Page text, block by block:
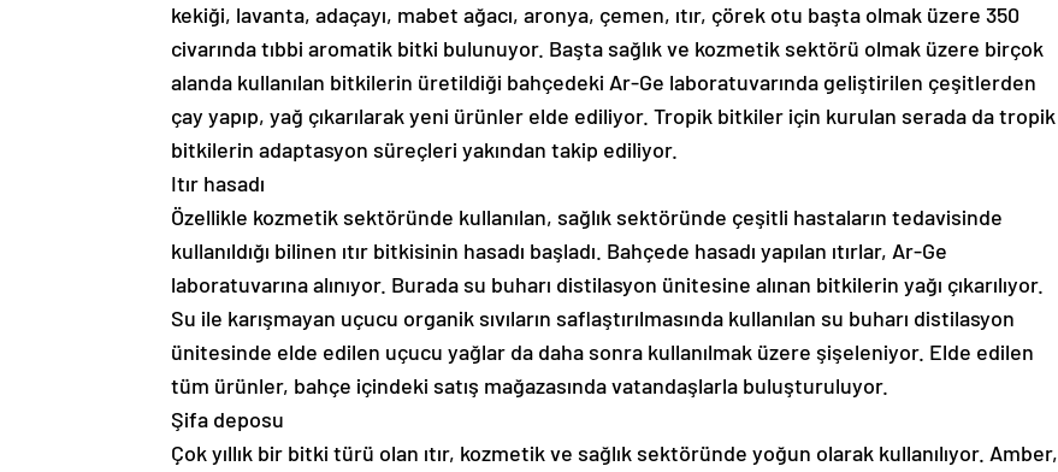
kekiği, lavanta, adaçayı, mabet ağacı, aronya, çemen, ıtır, çörek otu başta olmak üzere 350
civarında tıbbi aromatik bitki bulunuyor. Başta sağlık ve kozmetik sektörü olmak üzere birçok
alanda kullanılan bitkilerin üretildiği bahçedeki Ar-Ge laboratuvarında geliştirilen çeşitlerden
çay yapıp, yağ çıkarılarak yeni ürünler elde ediliyor. Tropik bitkiler için kurulan serada da tropik
bitkilerin adaptasyon süreçleri yakından takip ediliyor.
Itır hasadı
Özellikle kozmetik sektöründe kullanılan, sağlık sektöründe çeşitli hastaların tedavisinde
kullanıldığı bilinen ıtır bitkisinin hasadı başladı. Bahçede hasadı yapılan ıtırlar, Ar-Ge
laboratuvarına alınıyor. Burada su buharı distilasyon ünitesine alınan bitkilerin yağı çıkarılıyor.
Su ile karışmayan uçucu organik sıvıların saflaştırılmasında kullanılan su buharı distilasyon
ünitesinde elde edilen uçucu yağlar da daha sonra kullanılmak üzere şişeleniyor. Elde edilen
tüm ürünler, bahçe içindeki satış mağazasında vatandaşlarla buluşturuluyor.
Şifa deposu
Çok yıllık bir bitki türü olan ıtır, kozmetik ve sağlık sektöründe yoğun olarak kullanılıyor. Amber,